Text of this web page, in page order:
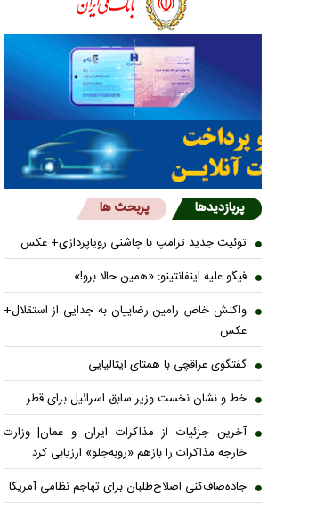
پربازدیدها پربحث ها
توئیت جدید ترامپ با چاشنی رویاپردازی+ عکس
فیگو علیه اینفانتینو: «همین حالا برو!»
واکنش خاص رامین رضاییان به جدایی از استقلال+
عکس
گفتگوی عراقچی با همتای ایتالیایی
خط و نشان نخست وزیر سابق اسرائیل برای قطر
آخرین جزئیات از مذاکرات ایران و عمان| وزارت
خارجه مذاکرات را بازهم «روبه‌جلو» ارزیابی کرد
جاده‌صاف‌کنی اصلاح‌طلبان برای تهاجم نظامی آمریکا